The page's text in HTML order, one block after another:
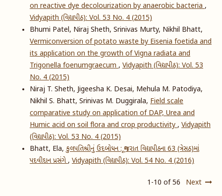
on reactive dye decolourization by anaerobic bacteria,
Vidyapith (વિદ્યાપીઠ): Vol. 53 No. 4 (2015)
Bhumi Patel, Niraj Sheth, Srinivas Murty, Nikhil Bhatt,
Vermiconversion of potato waste by Eisenia foetida and
its application on the growth of Vigna radiata and
Trigonella foenumgraecum, Vidyapith (વિદ્યાપીઠ): Vol. 53
No. 4 (2015)
Niraj T. Sheth, Jigeesha K. Desai, Mehula M. Patodiya,
Nikhil S. Bhatt, Srinivas M. Duggirala, Field scale
comparative study on application of DAP, Urea and
Humic acid on soil flora and crop productivity, Vidyapith
(વિદ્યાપીઠ): Vol. 53 No. 4 (2015)
Bhatt, Ela,કુલપતિશ્રીનું ઉદબોધન : ગૂજરાત વિદ્યાપીઠના 63 (ત્રેસઠ)માં
પદવીદાન પ્રસંગે, Vidyapith (વિદ્યાપીઠ): Vol. 54 No. 4 (2016)
1-10 of 56 Next